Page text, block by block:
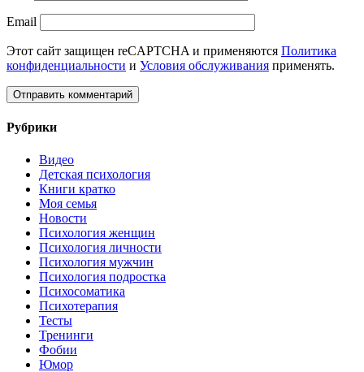
Email
Этот сайт защищен reCAPTCHA и применяются Политика
конфиденциальности и Условия обслуживания применять.
Рубрики
Видео
Детская психология
Книги кратко
Моя семья
Новости
Психология женщин
Психология личности
Психология мужчин
Психология подростка
Психосоматика
Психотерапия
Тесты
Тренинги
Фобии
Юмор